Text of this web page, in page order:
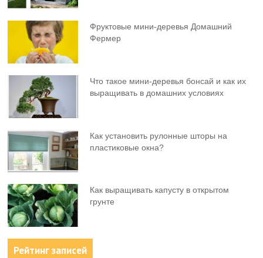
Фруктовыe мини-деревья Домашний
Фермер
Что такое мини-деревья бонсай и как их
выращивать в домашних условиях
Как установить рулонные шторы на
пластиковые окна?
Как выращивать капусту в открытом
грунте
Рейтинг записей